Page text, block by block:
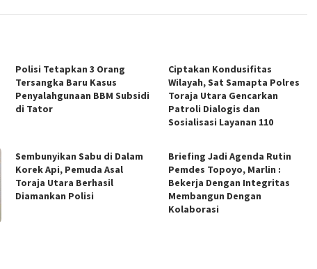
Polisi Tetapkan 3 Orang
Tersangka Baru Kasus
Penyalahgunaan BBM Subsidi
di Tator
Ciptakan Kondusifitas
Wilayah, Sat Samapta Polres
Toraja Utara Gencarkan
Patroli Dialogis dan
Sosialisasi Layanan 110
Sembunyikan Sabu di Dalam
Korek Api, Pemuda Asal
Toraja Utara Berhasil
Diamankan Polisi
Briefing Jadi Agenda Rutin
Pemdes Topoyo, Marlin :
Bekerja Dengan Integritas
Membangun Dengan
Kolaborasi